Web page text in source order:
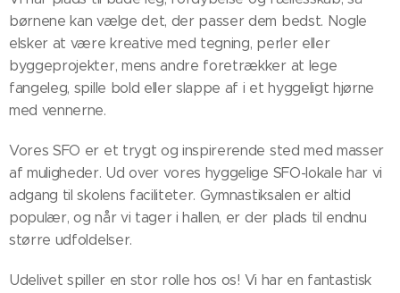
børnene kan vælge det, der passer dem bedst. Nogle
elsker at være kreative med tegning, perler eller
byggeprojekter, mens andre foretrækker at lege
fangeleg, spille bold eller slappe af i et hyggeligt hjørne
med vennerne.
Vores SFO er et trygt og inspirerende sted med masser
af muligheder. Ud over vores hyggelige SFO-lokale har vi
adgang til skolens faciliteter. Gymnastiksalen er altid
populær, og når vi tager i hallen, er der plads til endnu
større udfoldelser.
Udelivet spiller en stor rolle hos os! Vi har en fantastisk